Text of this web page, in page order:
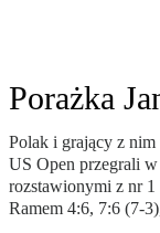
Porażka
Polak i grający z
US Open przegrali
rozstawionymi z nr
Ramem 4:6, 7:6 (7-